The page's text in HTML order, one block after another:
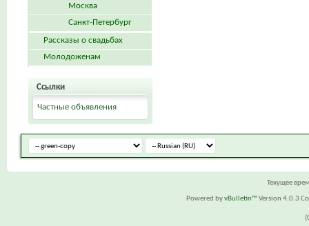
Москва
Санкт-Петербург
Рассказы о свадьбах
Молодоженам
Ссылки
Частные объявления
Текущее
Powered byvBulletin™ Version 4.0.3